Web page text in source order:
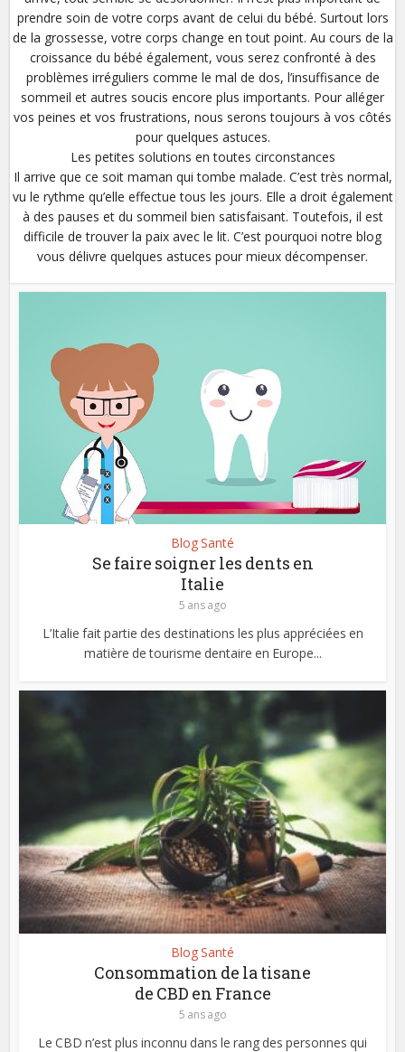
prendre soin de votre corps avant de celui du bébé. Surtout lors
de la grossesse, votre corps change en tout point. Au cours de la
croissance du bébé également, vous serez confronté à des
problèmes irréguliers comme le mal de dos, l’insuffisance de
sommeil et autres soucis encore plus importants. Pour alléger
vos peines et vos frustrations, nous serons toujours à vos côtés
pour quelques astuces.
Les petites solutions en toutes circonstances
Il arrive que ce soit maman qui tombe malade. C’est très normal,
vu le rythme qu’elle effectue tous les jours. Elle a droit également
à des pauses et du sommeil bien satisfaisant. Toutefois, il est
difficile de trouver la paix avec le lit. C’est pourquoi notre blog
vous délivre quelques astuces pour mieux décompenser.
Blog Santé
Se faire soigner les dents en
Italie
5 ans ago
L’Italie fait partie des destinations les plus appréciées en
matière de tourisme dentaire en Europe...
Blog Santé
Consommation de la tisane
de CBD en France
5 ans ago
Le CBD n’est plus inconnu dans le rang des personnes qui